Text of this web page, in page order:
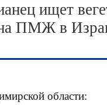
ищет
ПМЖ в
области: